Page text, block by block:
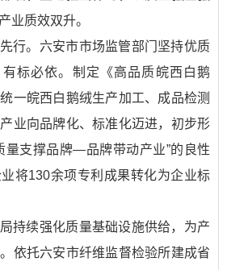
业质效双升。
行。六安市市场监管部门坚持优质
有标必依。制定《高品质皖西白鹅
一皖西白鹅绒生产加工、成品检测
业向品牌化、标准化迈进，初步形
量支撑品牌—品牌带动产业”的良性
将130余项专利成果转化为企业标
持续强化质量基础设施供给，为产
依托六安市纤维监督检验所建成省